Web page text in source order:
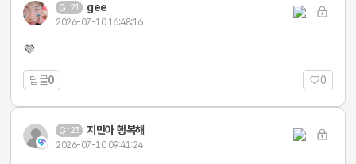
21 gee
2026-07-10 16:48:16
💜
답글0 0
23 지민아 행복해
2026-07-10 09:41:24